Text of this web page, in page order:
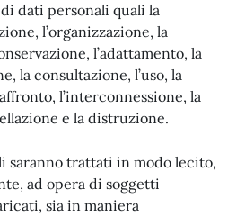
dati personali quali la
l’organizzazione, la
l’adattamento, la
la consultazione, l’uso, la
l’interconnessione, la
e la distruzione.
saranno trattati in modo lecito,
ad opera di soggetti
sia in maniera